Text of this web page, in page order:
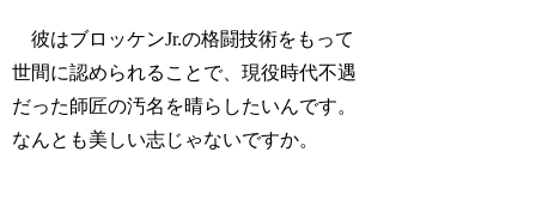
彼はブロッケンJr.の格闘技術をもって
世間に認められることで、現役時代不遇
だった師匠の汚名を晴らしたいんです。
なんとも美しい志じゃないですか。